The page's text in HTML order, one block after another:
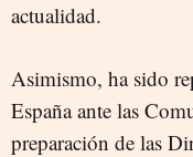
actualidad.
Asimismo, ha sido
España ante las
preparación de las